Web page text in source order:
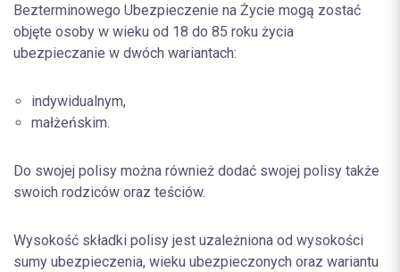
Bezterminowego Ubezpieczenie na Życie mogą zostać
objęte osoby w wieku od 18 do 85 roku życia
ubezpieczanie w dwóch wariantach:
indywidualnym,
małżeńskim.
Do swojej polisy można również dodać swojej polisy także
swoich rodziców oraz teściów.
Wysokość składki polisy jest uzależniona od wysokości
sumy ubezpieczenia, wieku ubezpieczonych oraz wariantu